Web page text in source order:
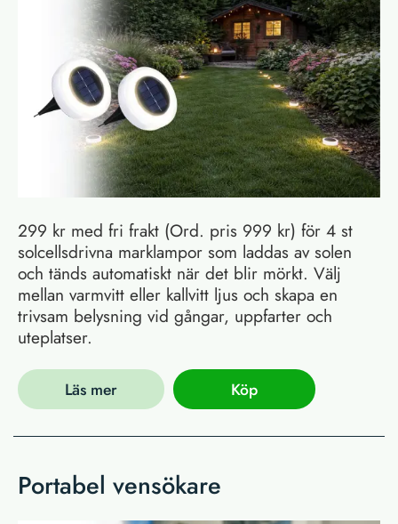
299 kr med fri frakt (Ord. pris 999 kr) för 4 st
solcellsdrivna marklampor som laddas av solen
och tänds automatiskt när det blir mörkt. Välj
mellan varmvitt eller kallvitt ljus och skapa en
trivsam belysning vid gångar, uppfarter och
uteplatser.
Läs mer Köp
Portabel vensökare